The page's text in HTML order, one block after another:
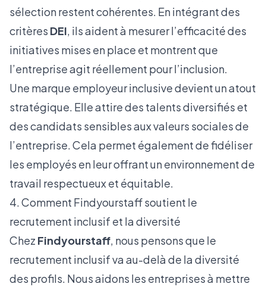
sélection restent cohérentes. En intégrant des
critères DEI, ils aident à mesurer l’efficacité des
initiatives mises en place et montrent que
l’entreprise agit réellement pour l’inclusion.
Une marque employeur inclusive devient un atout
stratégique. Elle attire des talents diversifiés et
des candidats sensibles aux valeurs sociales de
l’entreprise. Cela permet également de fidéliser
les employés en leur offrant un environnement de
travail respectueux et équitable.
4. Comment Findyourstaff soutient le
recrutement inclusif et la diversité
Chez Findyourstaff, nous pensons que le
recrutement inclusif va au-delà de la diversité
des profils. Nous aidons les entreprises à mettre